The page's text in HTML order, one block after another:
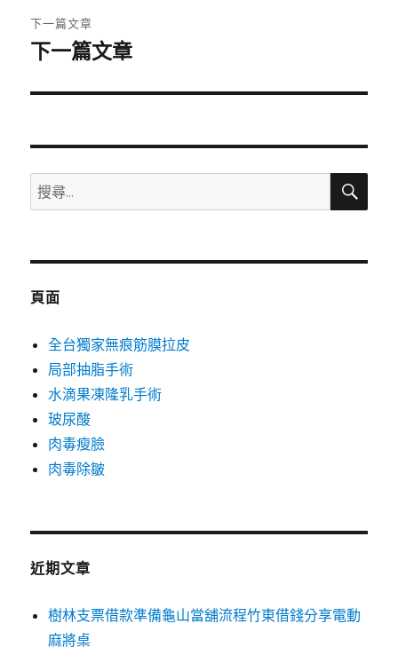
覽
文
章:
下一篇文章
下
篇
章:
下一篇文章
搜
尋
鍵
搜
頁面
全台獨家無痕筋膜拉皮
局部抽脂手術
水滴果凍隆乳手術
玻尿酸
肉毒瘦臉
肉毒除皺
近期文章
樹林支票借款準備龜山當舖流程竹東借錢分享電動
麻將桌